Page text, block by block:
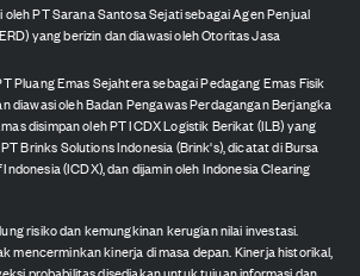
oleh PT Sarana Santosa Sejati sebagai Agen Penjual
yang berizin dan diawasi oleh Otoritas Jasa
Pluang Emas Sejahtera sebagai Pedagang Emas Fisik
diawasi oleh Badan Pengawas Perdagangan Berjangka
disimpan oleh PT ICDX Logistik Berikat (ILB) yang
Brinks Solutions Indonesia (Brink's), dicatat di Bursa
(ICDX), dan dijamin oleh Indonesia Clearing
risiko dan kemungkinan kerugian nilai investasi.
mencerminkan kinerja di masa depan. Kinerja historikal,